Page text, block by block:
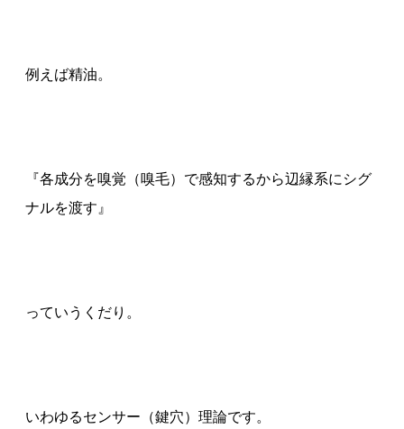
例えば精油。
『各成分を嗅覚（嗅毛）で感知するから辺縁系にシグ
ナルを渡す』
っていうくだり。
いわゆるセンサー（鍵穴）理論です。